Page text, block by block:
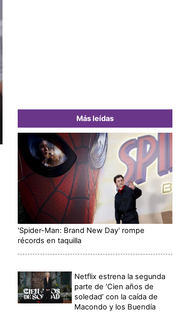
Más leídas
'Spider-Man: Brand New Day' rompe
récords en taquilla
Netflix estrena la segunda
parte de ‘Cien años de
soledad’ con la caída de
Macondo y los Buendía